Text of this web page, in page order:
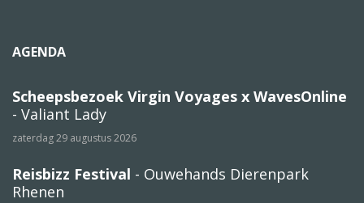
AGENDA
Scheepsbezoek Virgin Voyages x WavesOnline
- Valiant Lady
zaterdag 29 augustus 2026
Reisbizz Festival - Ouwehands Dierenpark
Rhenen